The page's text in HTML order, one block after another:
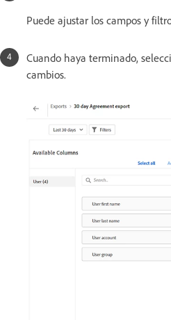
Puede ajustar los campos y
Cuando haya terminado,
cambios.